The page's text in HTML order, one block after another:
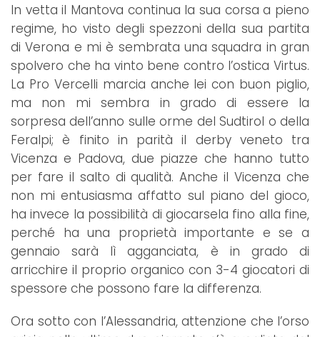
In vetta il Mantova continua la sua corsa a pieno
regime, ho visto degli spezzoni della sua partita
di Verona e mi è sembrata una squadra in gran
spolvero che ha vinto bene contro l’ostica Virtus.
La Pro Vercelli marcia anche lei con buon piglio,
ma non mi sembra in grado di essere la
sorpresa dell’anno sulle orme del Sudtirol o della
Feralpi; è finito in parità il derby veneto tra
Vicenza e Padova, due piazze che hanno tutto
per fare il salto di qualità. Anche il Vicenza che
non mi entusiasma affatto sul piano del gioco,
ha invece la possibilità di giocarsela fino alla fine,
perché ha una proprietà importante e se a
gennaio sarà lì agganciata, è in grado di
arricchire il proprio organico con 3-4 giocatori di
spessore che possono fare la differenza.
Ora sotto con l’Alessandria, attenzione che l’orso